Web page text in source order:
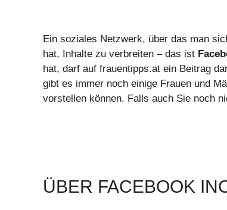
Ein soziales Netzwerk, über das man
hat, Inhalte zu verbreiten – das ist
hat, darf auf frauentipps.at ein Beitrag
gibt es immer noch einige Frauen und
vorstellen können. Falls auch Sie noch
ÜBER FACEBOOK